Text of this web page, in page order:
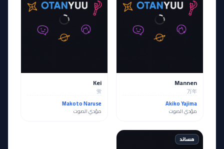
Mannen
万年
Akiko Yajima
مؤدي الصوت
Kei
蛍
Makoto Naruse
مؤدي الصوت
مساند